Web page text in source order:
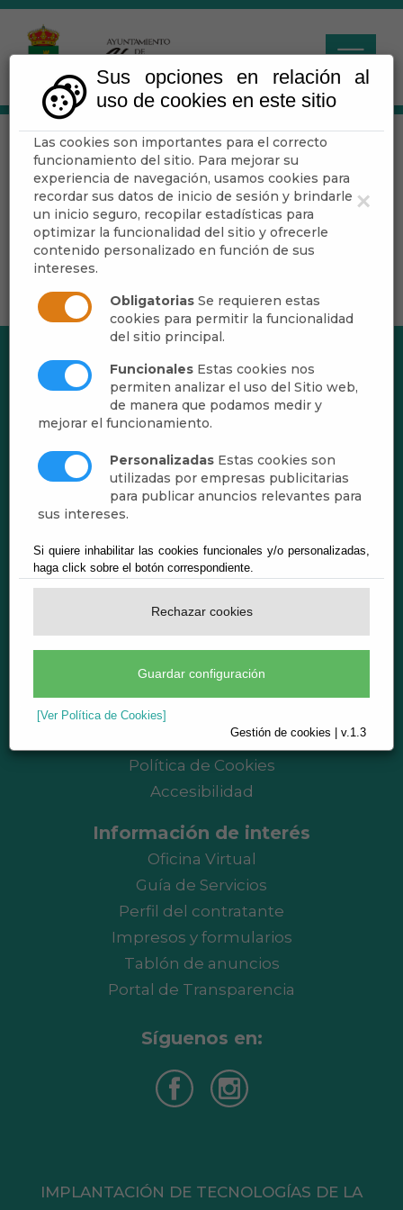
×
Sus opciones en relación al
uso de cookies en este sitio
Las cookies son importantes para el correcto
funcionamiento del sitio. Para mejorar su
experiencia de navegación, usamos cookies para
recordar sus datos de inicio de sesión y brindarle
un inicio seguro, recopilar estadísticas para
optimizar la funcionalidad del sitio y ofrecerle
contenido personalizado en función de sus
intereses.
Obligatorias Se requieren estas
cookies para permitir la funcionalidad
del sitio principal.
Funcionales Estas cookies nos
permiten analizar el uso del Sitio web,
de manera que podamos medir y
mejorar el funcionamiento.
Personalizadas Estas cookies son
utilizadas por empresas publicitarias
para publicar anuncios relevantes para
sus intereses.
Si quiere inhabilitar las cookies funcionales y/o personalizadas,
haga click sobre el botón correspondiente.
Rechazar cookies
Guardar configuración
[Ver Política de Cookies]
Gestión de cookies | v.1.3
Música y Danza
Escuchar
Ayuntamiento de Abrucena
CIF: P-0400200-B
Plaza de Andalucía, 1 - 04520 Abrucena
(Almería)
Aviso legal
Política de Privacidad
Política de Cookies
Accesibilidad
Información de interés
Oficina Virtual
Guía de Servicios
Perfil del contratante
Impresos y formularios
Tablón de anuncios
Portal de Transparencia
Síguenos en:
IMPLANTACIÓN DE TECNOLOGÍAS DE LA